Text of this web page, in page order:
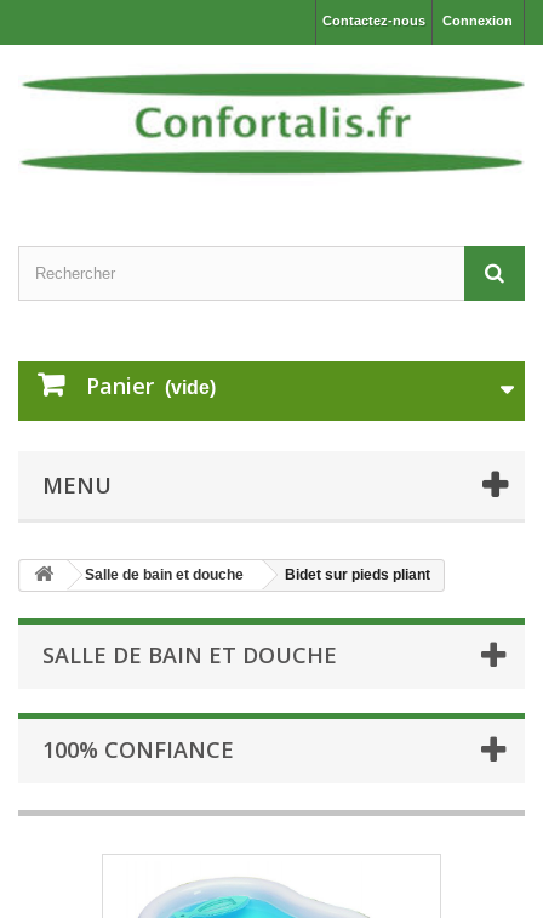
Connexion
Contactez-nous
Panier (vide)
MENU
Salle de bain et douche Bidet sur pieds pliant
SALLE DE BAIN ET DOUCHE
100% CONFIANCE